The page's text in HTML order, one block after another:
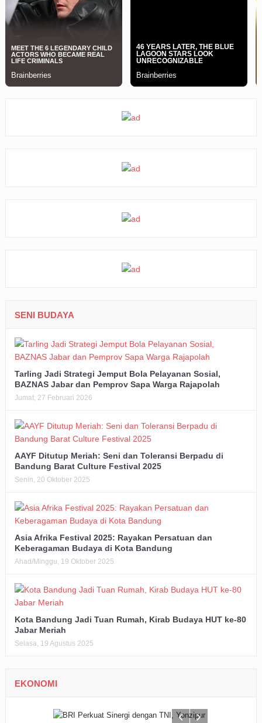
SENI BUDAYA
Tarling Jadi Strategi Jemput Bola Pelayanan Sosial,
BAZNAS Jabar dan Pemprov Sapa Warga Rajapolah
Jumat, 27 Februari 2026
AAYF Ditutup Meriah: Seni dan Toleransi Berpadu di
Bandung Barat Culture Festival 2025
Senin, 20 Oktober 2025
Asia Afrika Festival 2025: Rayakan Persatuan dan
Keberagaman Budaya di Kota Bandung
Ahad/Minggu, 19 Oktober 2025
Kota Bandung Jadi Tuan Rumah, Kirab Budaya HUT ke-80
Jabar Meriah
Selasa, 19 Agustus 2025
EKONOMI